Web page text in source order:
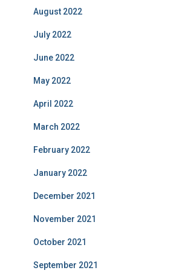
August 2022
July 2022
June 2022
May 2022
April 2022
March 2022
February 2022
January 2022
December 2021
November 2021
October 2021
September 2021